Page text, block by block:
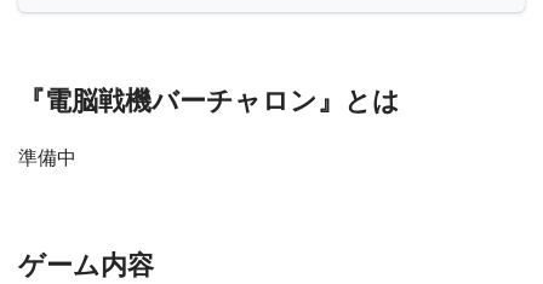
『電脳戦機バーチャロン』とは
準備中
ゲーム内容